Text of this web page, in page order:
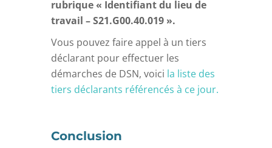
rubrique « Identifiant du lieu de
travail – S21.G00.40.019 ».
Vous pouvez faire appel à un tiers
déclarant pour effectuer les
démarches de DSN, voici la liste des
tiers déclarants référencés à ce jour.
Conclusion